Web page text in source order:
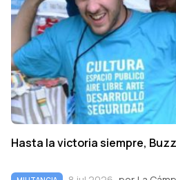
Hasta la victoria siempre,